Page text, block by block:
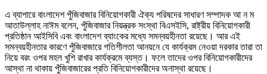
এ ব্যাপারে বাংলাদেশ পুঁজিবাজার বিনিয়োগকারী ঐক্য পরিষদের সাধারণ সম্পাদক আ ন ম
আতাউল্লাহ নাঈম বলেন, পুঁজিবাজার নিয়ন্ত্রক সংস্থা বিএসইসি, রাষ্ট্রীয় বিনিয়োগকারী
প্রতিষ্ঠান আইসিবি এবং বাংলাদেশ ব্যাংকের মধ্যে সমন্বয়হীনতা রয়েছে। আর এই
সমন্বয়হীনতার কারণে পুঁজিবাজারে গতিশীলতা আনয়নে যে কার্যক্রম নেওয়া দরকার তারা তা
নিয়ে বরং ওপর মহল খুশি রাখার কার্যক্রমে ব্যস্ত। ফলে তাদের ওপর বিনিয়োগকারীদের
আস্থা না থাকায় পুঁজিবাজারের প্রতি বিনিয়োগকারীদের অনাস্থা রয়েছে।